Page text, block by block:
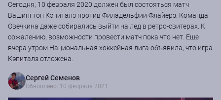
Сегодня, 10 февраля 2020 должен был состояться матч
Вашингтон Кэпиталз против Филадельфии Флайерз. Команда
Овечкина даже собирались выйти на лед в ретро-свитерах. К
сожалению, возможности провести матч пока что нет. Еще
вчера утром Национальная хоккейная лига объявила, что игра
Кэпиталз отложена.
Сергей Семенов
Обновлено: 10 февраля 2021